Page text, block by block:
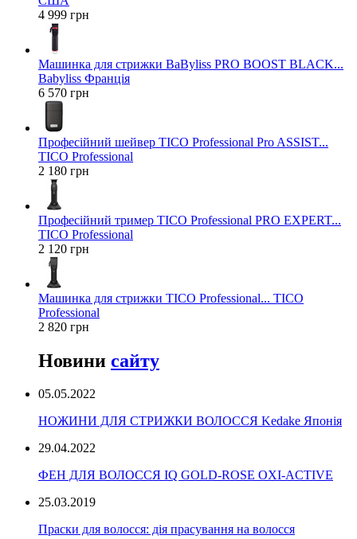
4 999 грн
Машинка для стрижки BaByliss PRO BOOST BLACK...
Babyliss Франція
6 570 грн
Професійний шейвер TICO Professional Pro ASSIST...
TICO Professional
2 180 грн
Професійний тример TICO Professional PRO EXPERT...
TICO Professional
2 120 грн
Машинка для стрижки TICO Professional... TICO
Professional
2 820 грн
Новини сайту
05.05.2022
НОЖИНИ ДЛЯ СТРИЖКИ ВОЛОССЯ Kedake Японія
29.04.2022
ФЕН ДЛЯ ВОЛОССЯ IQ GOLD-ROSE OXI-ACTIVE
25.03.2019
Праски для волосся: дія прасування на волосся